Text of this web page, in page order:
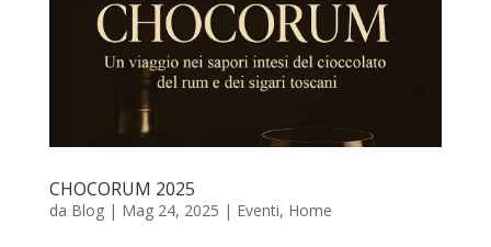
CHOCORUM 2025
da Blog| Mag 24, 2025 | Eventi, Home